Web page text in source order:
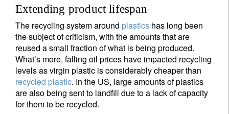
Extending product lifespan
The recycling system around plastics has long been
the subject of criticism, with the amounts that are
reused a small fraction of what is being produced.
What’s more, falling oil prices have impacted recycling
levels as virgin plastic is considerably cheaper than
recycled plastic. In the US, large amounts of plastics
are also being sent to landfill due to a lack of capacity
for them to be recycled.